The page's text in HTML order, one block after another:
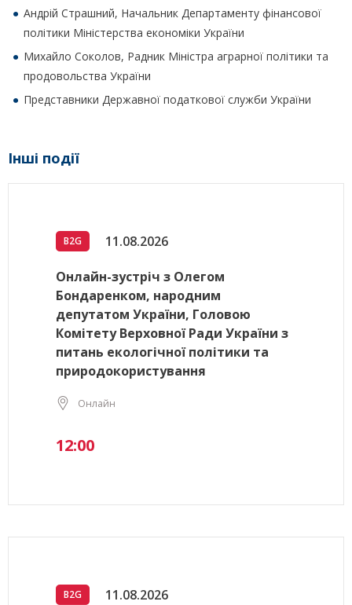
Андрій Страшний, Начальник Департаменту фінансової
політики Міністерства економіки України
Михайло Соколов, Радник Міністра аграрної політики та
продовольства України
Представники Державної податкової служби України
Інші події
B2G 11.08.2026
Онлайн-зустріч з Олегом
Бондаренком, народним
депутатом України, Головою
Комітету Верховної Ради України з
питань екологічної політики та
природокористування
Онлайн
12:00
B2G 11.08.2026